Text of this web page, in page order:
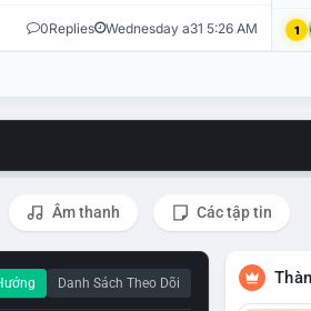
0Replies Wednesday a31 5:26 AM 1
Âm thanh Các tập tin
Danh Sách Theo Dõi